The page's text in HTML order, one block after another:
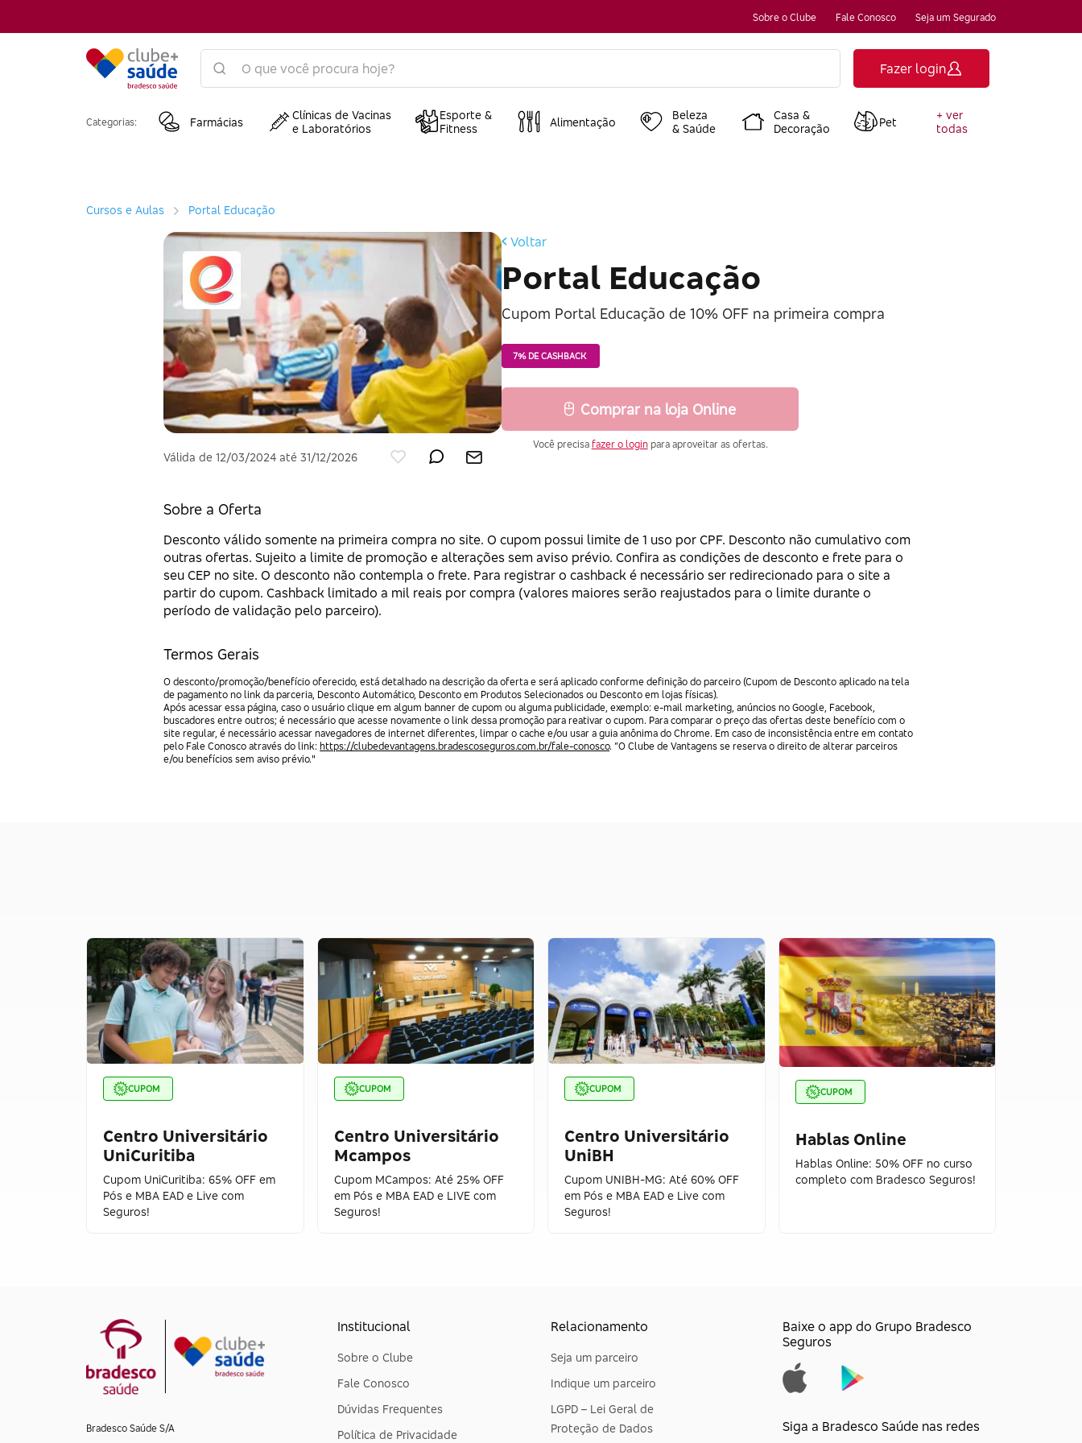
Sobre o Clube Fale Conosco Seja um Segurado
Fazer login
Categorias: Farmácias
Clínicas de Vacinas
e Laboratórios
Esporte &
Fitness
Alimentação
Beleza
& Saúde
Casa &
Decoração
Pet
+ ver
todas
Cursos e Aulas Portal Educação
Válida de 12/03/2024 até 31/12/2026
Voltar
Portal Educação
Cupom Portal Educação de 10% OFF na primeira compra
7% DE CASHBACK
Comprar na loja Online
Você precisa fazer o loginpara aproveitar as ofertas.
Sobre a Oferta
Desconto válido somente na primeira compra no site. O cupom possui limite de 1 uso por CPF. Desconto não cumulativo com
outras ofertas. Sujeito a limite de promoção e alterações sem aviso prévio. Confira as condições de desconto e frete para o
seu CEP no site. O desconto não contempla o frete. Para registrar o cashback é necessário ser redirecionado para o site a
partir do cupom. Cashback limitado a mil reais por compra (valores maiores serão reajustados para o limite durante o
período de validação pelo parceiro).
Termos Gerais
O desconto/promoção/benefício oferecido, está detalhado na descrição da oferta e será aplicado conforme definição do parceiro (Cupom de Desconto aplicado na tela
de pagamento no link da parceria, Desconto Automático, Desconto em Produtos Selecionados ou Desconto em lojas físicas).
Após acessar essa página, caso o usuário clique em algum banner de cupom ou alguma publicidade, exemplo: e-mail marketing, anúncios no Google, Facebook,
buscadores entre outros; é necessário que acesse novamente o link dessa promoção para reativar o cupom. Para comparar o preço das ofertas deste benefício com o
site regular, é necessário acessar navegadores de internet diferentes, limpar o cache e/ou usar a guia anônima do Chrome. Em caso de inconsistência entre em contato
pelo Fale Conosco através do link: https://clubedevantagens.bradescoseguros.com.br/fale-conosco. “O Clube de Vantagens se reserva o direito de alterar parceiros
e/ou benefícios sem aviso prévio."
CUPOM
Centro Universitário
UniCuritiba
Cupom UniCuritiba: 65% OFF em
Pós e MBA EAD e Live com
Seguros!
CUPOM
Centro Universitário
Mcampos
Cupom MCampos: Até 25% OFF
em Pós e MBA EAD e LIVE com
Seguros!
CUPOM
Centro Universitário
UniBH
Cupom UNIBH-MG: Até 60% OFF
em Pós e MBA EAD e Live com
Seguros!
CUPOM
Hablas Online
Hablas Online: 50% OFF no curso
completo com Bradesco Seguros!
Bradesco Saúde S/A
Institucional
Sobre o Clube
Fale Conosco
Dúvidas Frequentes
Política de Privacidade
Relacionamento
Seja um parceiro
Indique um parceiro
LGPD – Lei Geral de
Proteção de Dados
Baixe o app do Grupo Bradesco
Seguros
Siga a Bradesco Saúde nas redes